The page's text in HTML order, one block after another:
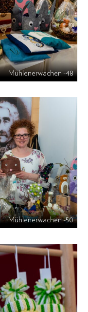
Mühlenerwachen -48
Mühlenerwachen -50